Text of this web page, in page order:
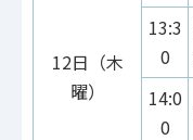
12日（木
曜）
13:3
0
14:0
0